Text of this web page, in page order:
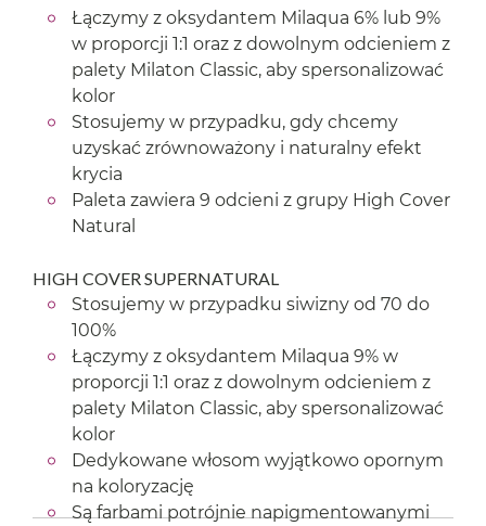
Łączymy z oksydantem Milaqua 6% lub 9%
w proporcji 1:1 oraz z dowolnym odcieniem z
palety Milaton Classic, aby spersonalizować
kolor
Stosujemy w przypadku, gdy chcemy
uzyskać zrównoważony i naturalny efekt
krycia
Paleta zawiera 9 odcieni z grupy High Cover
Natural
HIGH COVER SUPERNATURAL
Stosujemy w przypadku siwizny od 70 do
100%
Łączymy z oksydantem Milaqua 9% w
proporcji 1:1 oraz z dowolnym odcieniem z
palety Milaton Classic, aby spersonalizować
kolor
Dedykowane włosom wyjątkowo opornym
na koloryzację
Są farbami potrójnie napigmentowanymi